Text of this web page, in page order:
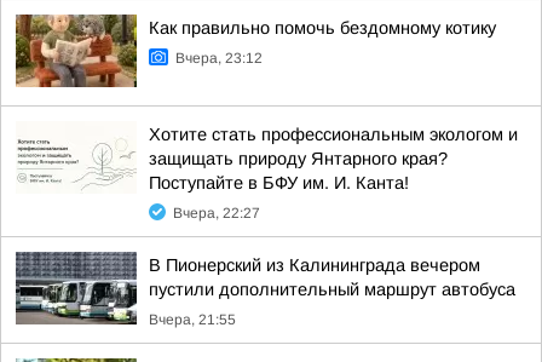
Как правильно помочь бездомному котику
Вчера, 23:12
Хотите стать профессиональным экологом и
защищать природу Янтарного края?
Поступайте в БФУ им. И. Канта!
Вчера, 22:27
В Пионерский из Калининграда вечером
пустили дополнительный маршрут автобуса
Вчера, 21:55